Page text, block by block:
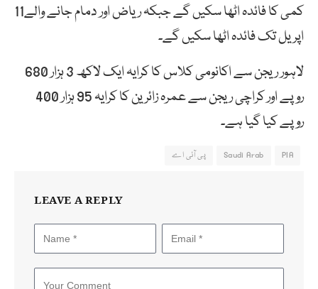
کمی کا فائدہ اٹھا سکیں گے جبکہ ریاض اور دمام جانے والے11
اپریل تک فائدہ اٹھا سکیں گے۔
لاہور ریجن سے اکانومی کلاس کا کرایہ ایک لاکھ 3 ہزار 680
روپے اور کراچی ریجن سے عمرہ زائرین کا کرایہ 95 ہزار 400
روپے کیا گیا ہے۔
PIA
Saudi Arab پی آئی اے
LEAVE A REPLY